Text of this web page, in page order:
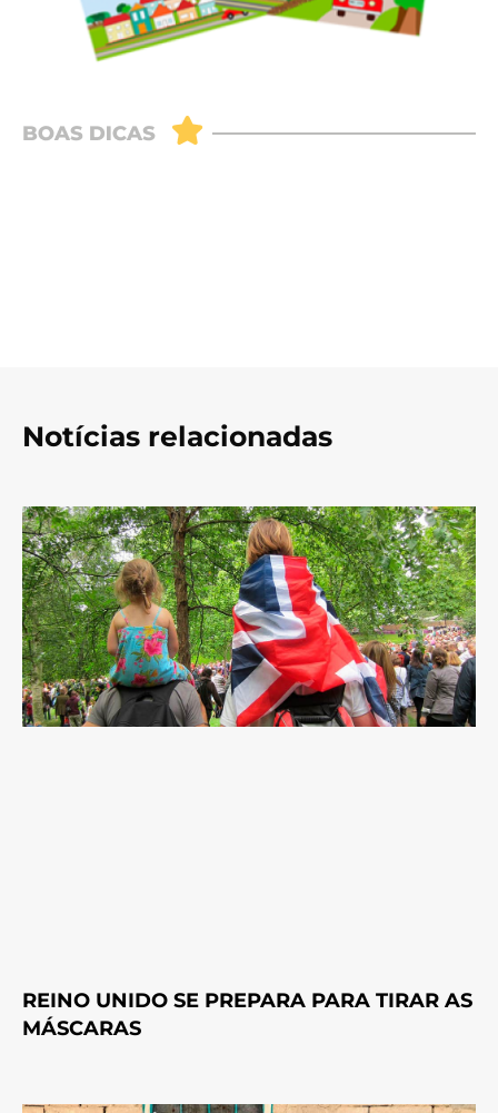
Notícias relacionadas
REINO UNIDO SE PREPARA PARA TIRAR AS
MÁSCARAS